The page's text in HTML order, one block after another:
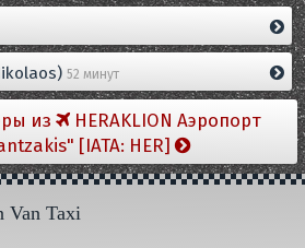
52 минут
из
HERAKLION Aэропорт
[IATA: HER]
Van Taxi